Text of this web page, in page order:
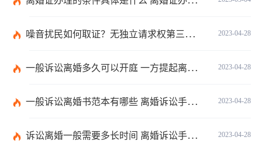
2023-04-28
噪音扰民如何取证？无独立请求权第三人承担责任的情形看这里
2023-04-28
一般诉讼离婚多久可以开庭 一方提起离婚诉讼能离婚吗？
2023-04-28
一般诉讼离婚书范本有哪些 离婚诉讼手续办理流程是什么？
2023-04-28
诉讼离婚一般需要多长时间 离婚诉讼手续办理流程是什么？